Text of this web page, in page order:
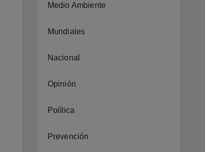
Medio Ambiente
Mundiales
Nacional
Opinión
Política
Prevención